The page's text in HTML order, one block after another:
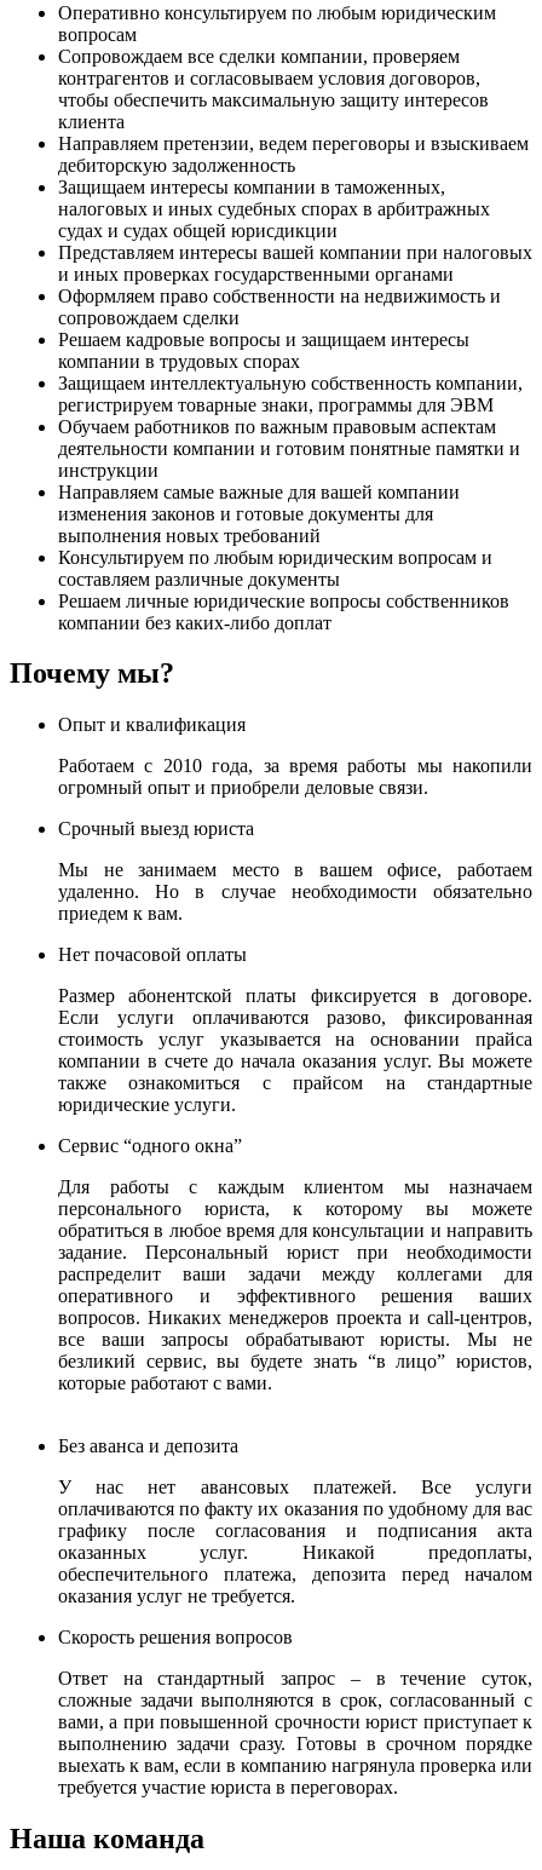
Оперативно консультируем по любым юридическим
вопросам
Сопровождаем все сделки компании, проверяем
контрагентов и согласовываем условия договоров,
чтобы обеспечить максимальную защиту интересов
клиента
Направляем претензии, ведем переговоры и взыскиваем
дебиторскую задолженность
Защищаем интересы компании в таможенных,
налоговых и иных судебных спорах в арбитражных
судах и судах общей юрисдикции
Представляем интересы вашей компании при налоговых
и иных проверках государственными органами
Оформляем право собственности на недвижимость и
сопровождаем сделки
Решаем кадровые вопросы и защищаем интересы
компании в трудовых спорах
Защищаем интеллектуальную собственность компании,
регистрируем товарные знаки, программы для ЭВМ
Обучаем работников по важным правовым аспектам
деятельности компании и готовим понятные памятки и
инструкции
Направляем самые важные для вашей компании
изменения законов и готовые документы для
выполнения новых требований
Консультируем по любым юридическим вопросам и
составляем различные документы
Решаем личные юридические вопросы собственников
компании без каких-либо доплат
Почему мы?
Опыт и квалификация
Работаем с 2010 года, за время работы мы накопили
огромный опыт и приобрели деловые связи.
Срочный выезд юриста
Мы не занимаем место в вашем офисе, работаем
удаленно. Но в случае необходимости обязательно
приедем к вам.
Нет почасовой оплаты
Размер абонентской платы фиксируется в договоре.
Если услуги оплачиваются разово, фиксированная
стоимость услуг указывается на основании прайса
компании в счете до начала оказания услуг. Вы можете
также ознакомиться с прайсом на стандартные
юридические услуги.
Сервис “одного окна”
Для работы с каждым клиентом мы назначаем
персонального юриста, к которому вы можете
обратиться в любое время для консультации и направить
задание. Персональный юрист при необходимости
распределит ваши задачи между коллегами для
оперативного и эффективного решения ваших
вопросов. Никаких менеджеров проекта и call-центров,
все ваши запросы обрабатывают юристы. Мы не
безликий сервис, вы будете знать “в лицо” юристов,
которые работают с вами.
Без аванса и депозита
У нас нет авансовых платежей. Все услуги
оплачиваются по факту их оказания по удобному для вас
графику после согласования и подписания акта
оказанных услуг. Никакой предоплаты,
обеспечительного платежа, депозита перед началом
оказания услуг не требуется.
Скорость решения вопросов
Ответ на стандартный запрос – в течение суток,
сложные задачи выполняются в срок, согласованный с
вами, а при повышенной срочности юрист приступает к
выполнению задачи сразу. Готовы в срочном порядке
выехать к вам, если в компанию нагрянула проверка или
требуется участие юриста в переговорах.
Наша команда